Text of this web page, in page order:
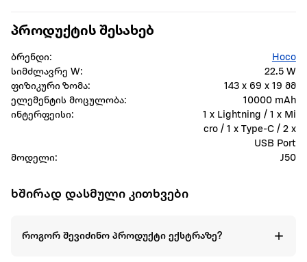
პროდუქტის შესახებ
ბრენდი:
Hoco
სიმძლავრე W:
22.5 W
ფიზიკური ზომა:
143 x 69 x 19 მმ
ელემენტის მოცულობა:
10000 mAh
ინტერფეისი:
1 x Lightning / 1 x Mi
cro / 1 x Type-C / 2 x
USB Port
მოდელი:
J50
ხშირად დასმული კითხვები
როგორ შევიძინო პროდუქტი ექსტრაზე?